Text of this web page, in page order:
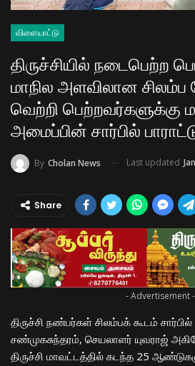
விளையாட்டு
திருச்சியில் நடைபெற்ற
மாநில அளவிலான சிலம்ப
வெற்றி பெற்றவர்களுக்கு
அமைப்பின் சார்பில்
By Cholan News Last updated
Share
- Advertisement -
திருச்சி நண்பர்கள் சிலம்பக் கூடம்
சண்முகசுந்தரம், செயலாளர் யுவராஜ்
திருச்சி மாவட்டத்தில் கடந்த 25